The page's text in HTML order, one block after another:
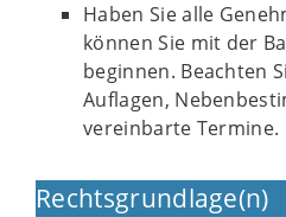
Haben Sie alle
können Sie mit der
beginnen. Beachten
Auflagen,
vereinbarte Termine.
Rechtsgrundlage(n)